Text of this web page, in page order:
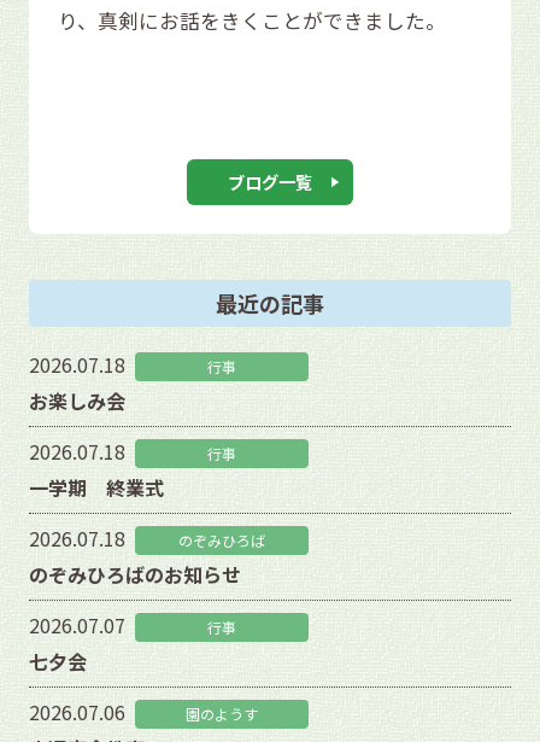
り、真剣にお話をきくことができました。
ブログ一覧
最近の記事
2026.07.18 行事
お楽しみ会
2026.07.18
行事
一学期 終業式
2026.07.18
のぞみひろば
のぞみひろばのお知らせ
2026.07.07
行事
七夕会
2026.07.06
園のようす